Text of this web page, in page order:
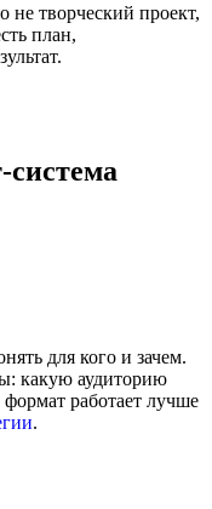
не творческий проект,
план,
система
для кого и зачем.
какую аудиторию
работает лучше
.